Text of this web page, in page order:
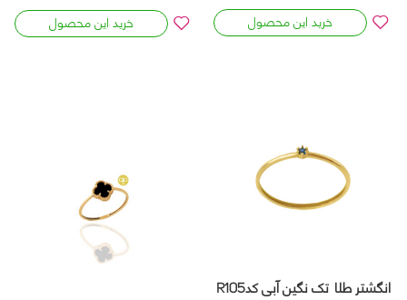
خرید این محصول خرید این محصول
انگشتر طلا تک نگین آبی کدR105